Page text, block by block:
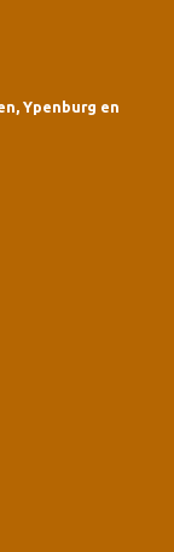
Ypenburg en